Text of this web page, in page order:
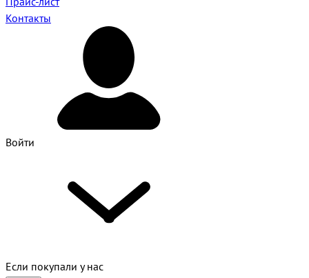
Контакты
Войти
Если покупали у нас